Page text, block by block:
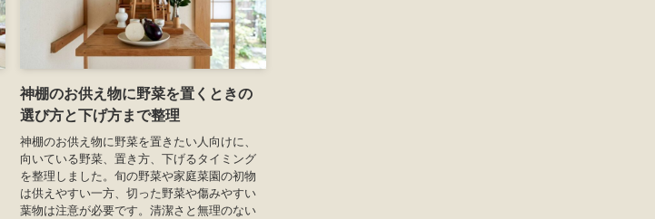
神棚のお供え物に野菜を置くときの
選び方と下げ方まで整理
神棚のお供え物に野菜を置きたい人向けに、
向いている野菜、置き方、下げるタイミング
を整理しました。旬の野菜や家庭菜園の初物
は供えやすい一方、切った野菜や傷みやすい
葉物は注意が必要です。清潔さと無理のない